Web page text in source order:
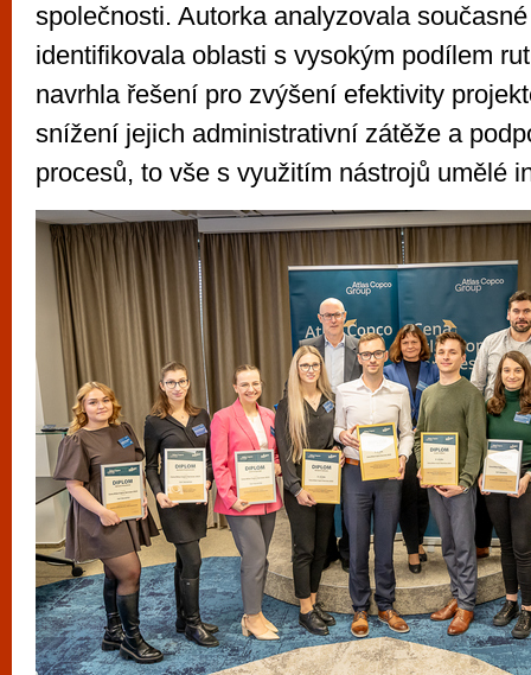
společnosti. Autorka analyzovala
identifikovala oblasti s vysokým podílem
navrhla řešení pro zvýšení efektivity
snížení jejich administrativní zátěže a
procesů, to vše s využitím nástrojů umělé